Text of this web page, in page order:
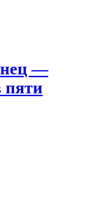
—
пяти